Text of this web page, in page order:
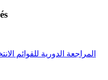
المراجعة الدورية للقوائم